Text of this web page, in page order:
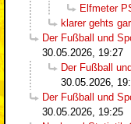
Elfmeter
klarer gehts
Der Fußball und
30.05.2026, 19:27
Der Fußball
30.05.2026,
Der Fußball und
30.05.2026, 19:25